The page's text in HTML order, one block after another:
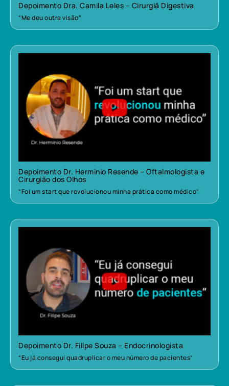
Depoimento Dra. Camila Leles – Cirurgiã Digestiva
“Me deu outra visão”
Depoimento Dr. Herminio Resende – Oftalmologista e
Cirurgião dos Olhos
“Foi um start que revolucionou minha prática como médico”
Depoimento Dr. Filipe Souza – Endocrinologista
“Eu já consegui quadruplicar o meu número de pacientes”